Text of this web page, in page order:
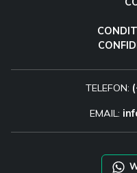
TELEFON:
EMAIL: